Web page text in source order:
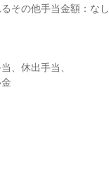
その他手当金額：なし
、休出手当、